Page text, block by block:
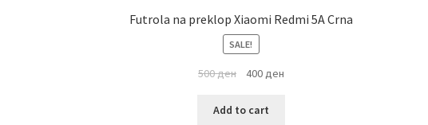
Futrola na preklop Xiaomi Redmi 5A Crna
SALE!
500ден 400ден
Add to cart